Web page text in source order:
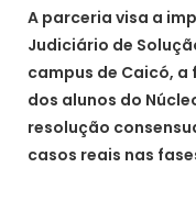
A parceria visa a
Judiciário de
campus de Caicó,
dos alunos do
resolução
casos reais nas